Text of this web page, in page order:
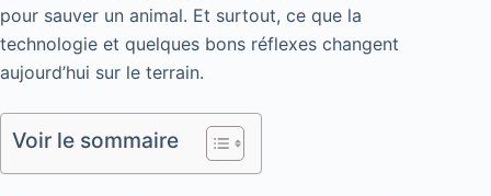
pour sauver un animal. Et surtout, ce que la
technologie et quelques bons réflexes changent
aujourd’hui sur le terrain.
Voir le sommaire